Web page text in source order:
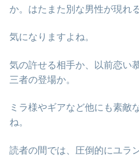
か。はたまた別な男性が現れ
気になりますよね。
気の許せる相手か、以前恋い
三者の登場か。
ミラ様やギアなど他にも素敵
ね。
読者の間では、圧倒的にユラ